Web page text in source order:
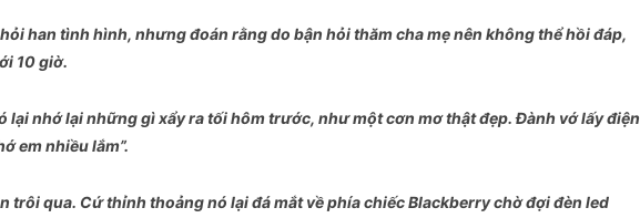
han tình hình, nhưng đoán rằng do bận hỏi thăm cha mẹ nên không thể hồi đáp,
10 giờ.
lại nhớ lại những gì xẩy ra tối hôm trước, như một cơn mơ thật đẹp. Đành vớ lấy điện
em nhiều lắm”.
trôi qua. Cứ thỉnh thoảng nó lại đá mắt về phía chiếc Blackberry chờ đợi đèn led